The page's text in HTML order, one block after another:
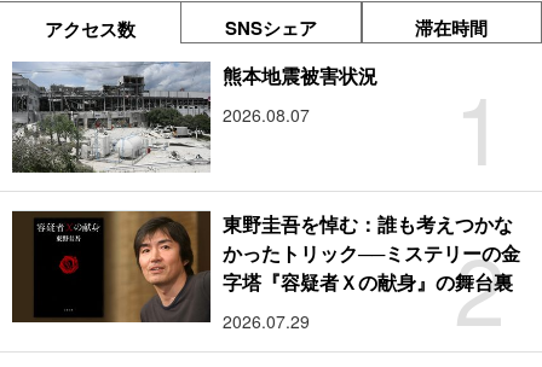
アクセス数 SNSシェア 滞在時間
1
熊本地震被害状況
2026.08.07
2
東野圭吾を悼む：誰も考えつかな
かったトリック──ミステリーの金
字塔『容疑者Ｘの献身』の舞台裏
2026.07.29